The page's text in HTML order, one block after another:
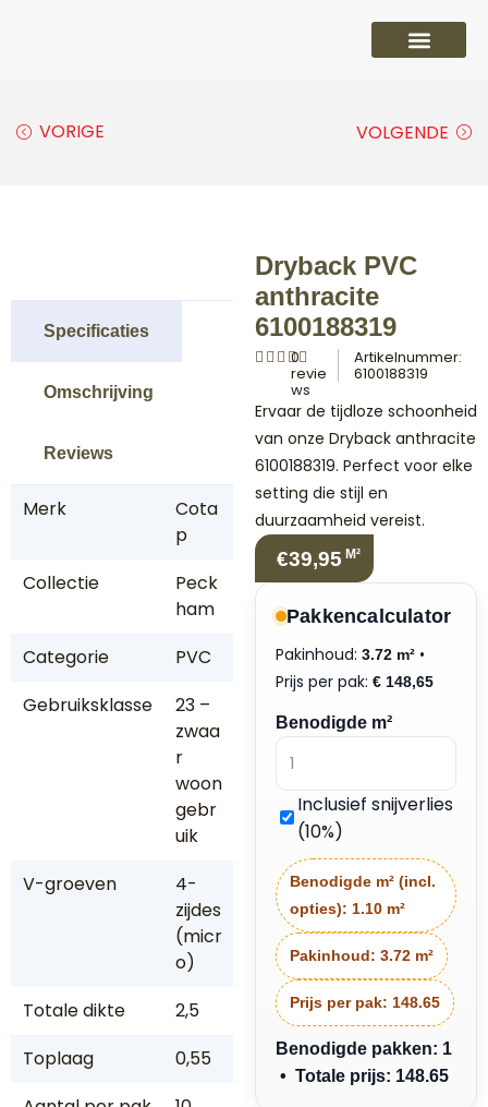
VORIGE VOLGENDE
Specificaties
Omschrijving
Reviews
Merk
Cota
p
Collectie
Peck
ham
Categorie
PVC
Gebruiksklasse
23 –
zwaa
r
woon
gebr
uik
V-groeven
4-
zijdes
(micr
o)
Totale dikte
2,5
Toplaag
0,55
Dryback PVC
anthracite
6100188319
0
revie
ws
Artikelnummer:
6100188319
Ervaar de tijdloze schoonheid
van onze Dryback anthracite
6100188319. Perfect voor elke
setting die stijl en
duurzaamheid vereist.
€39,95 M²
Pakkencalculator
Pakinhoud: 3.72 m² •
Prijs per pak: € 148,65
Benodigde m²
Inclusief snijverlies
(10%)
Benodigde m² (incl.
opties): 1.10 m²
Pakinhoud: 3.72 m²
Prijs per pak: 148.65
Benodigde pakken: 1
• Totale prijs: 148.65